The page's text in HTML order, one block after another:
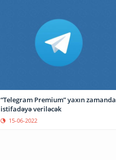
“Telegram Premium” yaxın zamanda
istifadəyə veriləcək
15-06-2022